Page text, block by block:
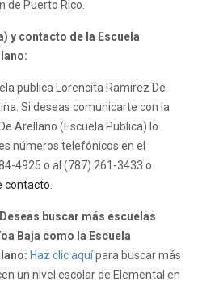
de Puerto Rico.
y contacto de la Escuela
publica Lorencita Ramirez De
Si deseas comunicarte con la
Arellano (Escuela Publica) lo
números telefónicos en el
4925 o al (787) 261-3433 o
contacto
buscar más escuelas
Baja como la Escuela
Haz clic aquípara buscar más
un nivel escolar de Elemental en